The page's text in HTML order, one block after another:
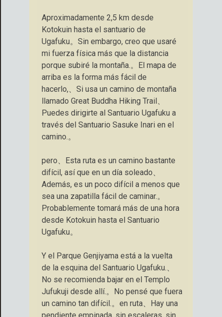
Aproximadamente 2,5 km desde
Kotokuin hasta el santuario de
Ugafuku。Sin embargo, creo que usaré
mi fuerza física más que la distancia
porque subiré la montaña.。El mapa de
arriba es la forma más fácil de
hacerlo,、Si usa un camino de montaña
llamado Great Buddha Hiking Trail、
Puedes dirigirte al Santuario Ugafuku a
través del Santuario Sasuke Inari en el
camino.。
pero、Esta ruta es un camino bastante
difícil, así que en un día soleado、
Además, es un poco difícil a menos que
sea una zapatilla fácil de caminar.。
Probablemente tomará más de una hora
desde Kotokuin hasta el Santuario
Ugafuku。
Y el Parque Genjiyama está a la vuelta
de la esquina del Santuario Ugafuku.、
No se recomienda bajar en el Templo
Jufukuji desde allí.。No pensé que fuera
un camino tan difícil.。en ruta、Hay una
pendiente empinada, sin escaleras, sin